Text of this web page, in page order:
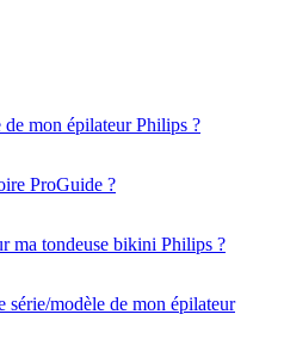
mon épilateur Philips ?
ProGuide ?
ma tondeuse bikini Philips ?
série/modèle de mon épilateur